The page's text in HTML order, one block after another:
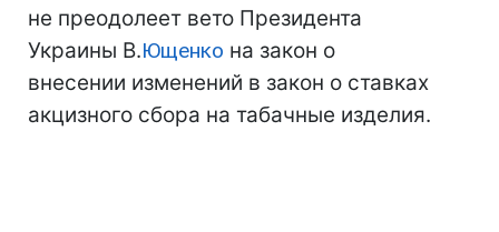
не преодолеет вето Президента
Украины В.Ющенко на закон о
внесении изменений в закон о ставках
акцизного сбора на табачные изделия.